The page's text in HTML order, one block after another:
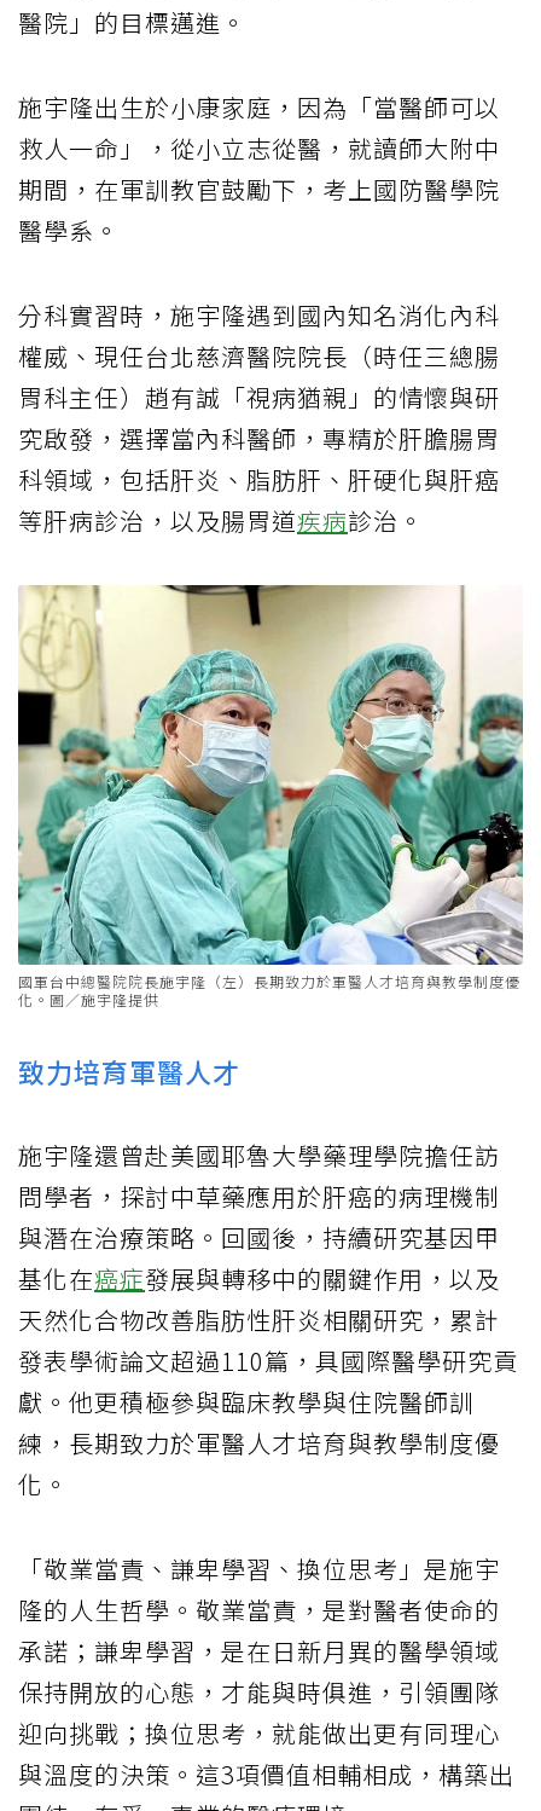
醫院」的目標邁進。
施宇隆出生於小康家庭，因為「當醫師可以
救人一命」，從小立志從醫，就讀師大附中
期間，在軍訓教官鼓勵下，考上國防醫學院
醫學系。
分科實習時，施宇隆遇到國內知名消化內科
權威、現任台北慈濟醫院院長（時任三總腸
胃科主任）趙有誠「視病猶親」的情懷與研
究啟發，選擇當內科醫師，專精於肝膽腸胃
科領域，包括肝炎、脂肪肝、肝硬化與肝癌
等肝病診治，以及腸胃道疾病診治。
國軍台中總醫院院長施宇隆（左）長期致力於軍醫人才培育與教學制度優
化。圖／施宇隆提供
致力培育軍醫人才
施宇隆還曾赴美國耶魯大學藥理學院擔任訪
問學者，探討中草藥應用於肝癌的病理機制
與潛在治療策略。回國後，持續研究基因甲
基化在癌症發展與轉移中的關鍵作用，以及
天然化合物改善脂肪性肝炎相關研究，累計
發表學術論文超過110篇，具國際醫學研究貢
獻。他更積極參與臨床教學與住院醫師訓
練，長期致力於軍醫人才培育與教學制度優
化。
「敬業當責、謙卑學習、換位思考」是施宇
隆的人生哲學。敬業當責，是對醫者使命的
承諾；謙卑學習，是在日新月異的醫學領域
保持開放的心態，才能與時俱進，引領團隊
迎向挑戰；換位思考，就能做出更有同理心
與溫度的決策。這3項價值相輔相成，構築出